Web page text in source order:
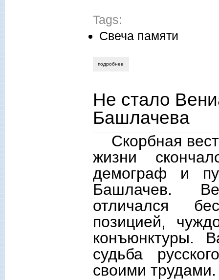
Tags:
Свеча памяти
подробнее
Не стало
Башлачева
Скорбная
жизни
демограф и
Башлачев.
отличался
позицией,
конъюнктуры.
судьба
своими трудами.